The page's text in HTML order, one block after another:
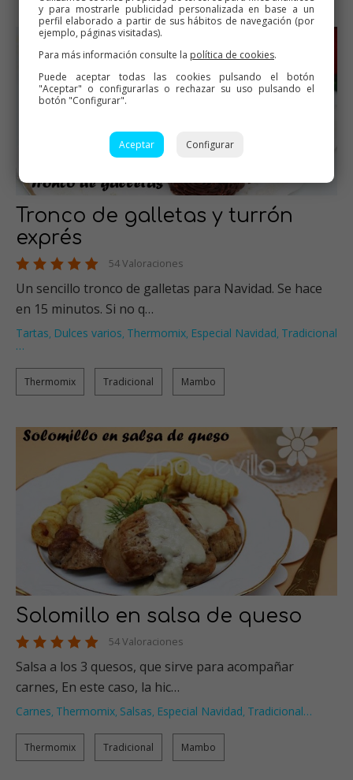
Tronco de galletas y turrón
exprés
54 Valoraciones
Un sencillo tronco de galletas para Navidad. Se hace
en 15 minutos. Si no q…
Tartas, Dulces varios, Thermomix, Especial Navidad, Tradicional
…
Thermomix Tradicional Mambo
Solomillo en salsa de queso
54 Valoraciones
Salsa a los 3 quesos, que sirve para acompañar
carnes, En este caso, la hic…
Carnes, Thermomix, Salsas, Especial Navidad, Tradicional…
Thermomix Tradicional Mambo
y para mostrarle publicidad personalizada en base a un
perfil elaborado a partir de sus hábitos de navegación (por
ejemplo, páginas visitadas).
Para más información consulte la política de cookies.
Puede aceptar todas las cookies pulsando el botón
"Aceptar" o configurarlas o rechazar su uso pulsando el
botón "Configurar".
Aceptar Configurar